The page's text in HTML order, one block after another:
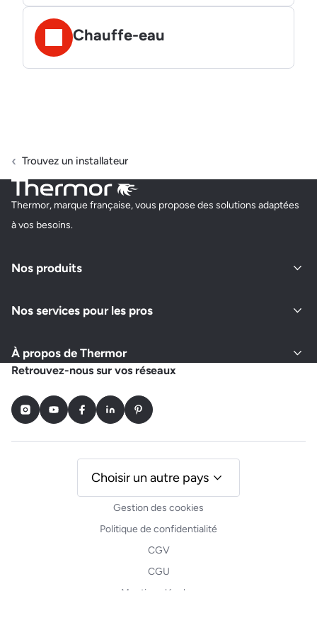
Chauffe-eau
Trouvez un installateur
Thermor, marque française, vous propose des solutions adaptées
à vos besoins.
Nos produits
Nos services pour les pros
À propos de Thermor
Retrouvez-nous sur vos réseaux
InstagramYoutubeFacebookLinkedInPinterest
Gestion des cookies
Politique de confidentialité
CGV
CGU
Mentions légales
Choisir un autre pays